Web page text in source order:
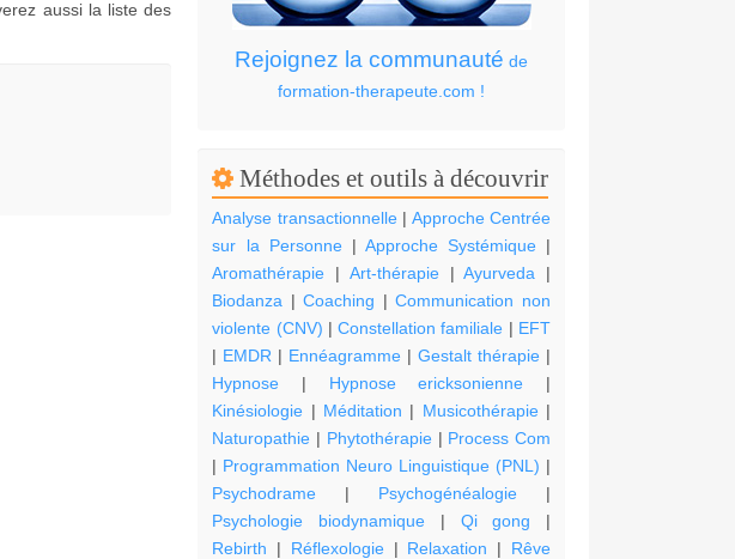
aussi la liste des
Rejoignez la communauté de
formation-therapeute.com !
Méthodes et outils à découvrir
Analyse transactionnelle| Approche Centrée
sur la Personne| Approche Systémique|
Aromathérapie | Art-thérapie|Ayurveda |
Biodanza |Coaching |Communication non
violente (CNV) |Constellation familiale | EFT
| EMDR | Ennéagramme |Gestalt thérapie |
Hypnose | Hypnose ericksonienne |
Kinésiologie | Méditation | Musicothérapie|
Naturopathie | Phytothérapie| Process Com
| Programmation Neuro Linguistique (PNL) |
Psychodrame | Psychogénéalogie |
Psychologie biodynamique | Qi gong |
Rebirth | Réflexologie| Relaxation | Rêve